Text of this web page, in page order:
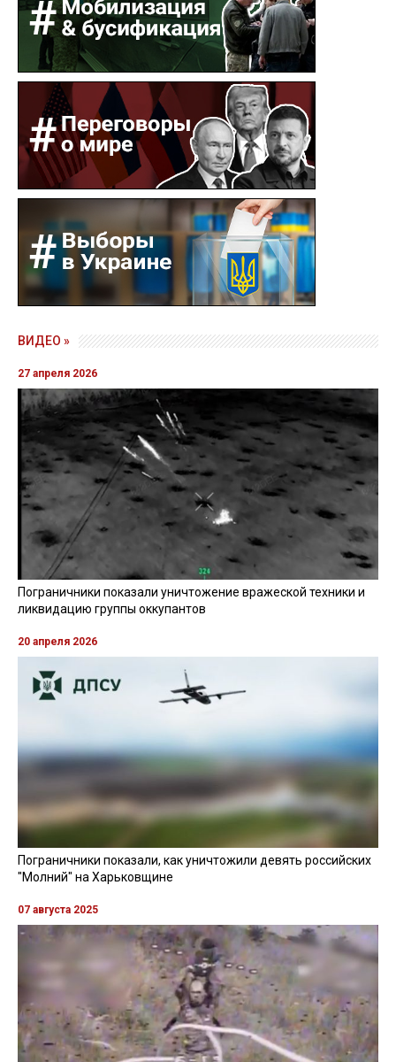
ВИДЕО »
27 апреля 2026
Пограничники показали уничтожение вражеской техники и
ликвидацию группы оккупантов
20 апреля 2026
Пограничники показали, как уничтожили девять российских
"Молний" на Харьковщине
07 августа 2025